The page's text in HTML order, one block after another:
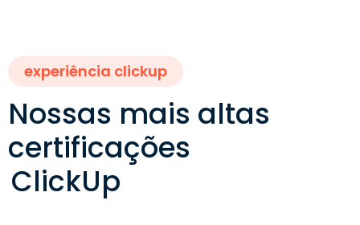
experiência clickup
Nossas mais altas
certificações
ClickUp